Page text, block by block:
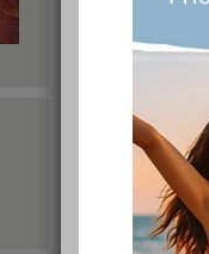
Je suis
va bien , a